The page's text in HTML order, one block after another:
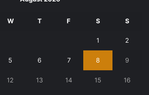
W T F S S
1 2
5 6 7 8 9
12 13 14 15 16